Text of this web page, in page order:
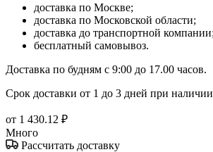
доставка по Москве;
доставка по Московской области;
доставка до транспортной компании;
бесплатный самовывоз.
Доставка по будням с 9:00 до 17.00 часов.
Срок доставки от 1 до 3 дней при наличии
от 1 430.12 ₽
Много
Рассчитать доставку